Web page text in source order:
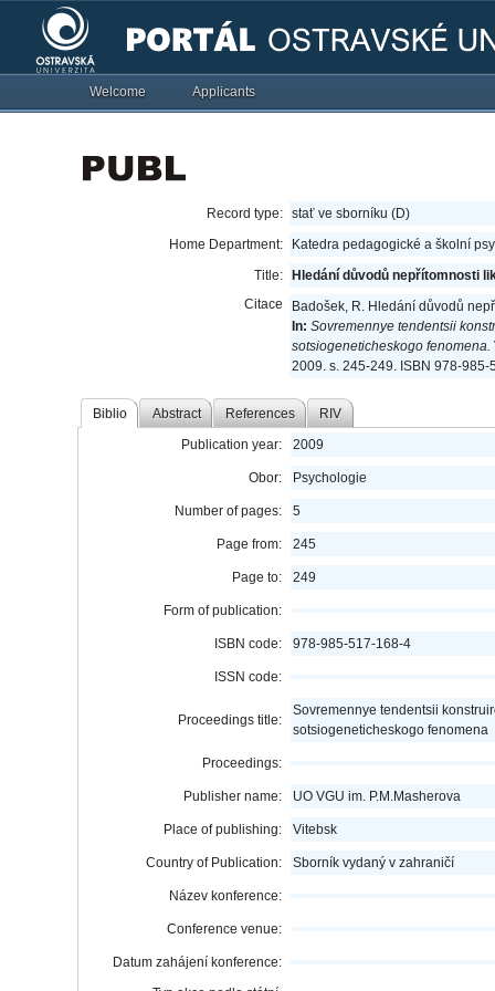
Welcome Applicants
Record type: stať ve sborníku (D)
Home Department:
Katedra pedagogické a školní
Title:
Hledání důvodů nepřítomnosti
Citace
Badošek, R. Hledání důvodů
In: Sovremennye tendentsii
sotsiogeneticheskogo fenomena.
2009. s. 245-249. ISBN 978-985-
Biblio Abstract References RIV
Publication year: 2009
Obor: Psychologie
Number of pages: 5
Page from: 245
Page to: 249
Form of publication:
ISBN code: 978-985-517-168-4
ISSN code:
Proceedings title:
Sovremennye tendentsii
sotsiogeneticheskogo fenomena
Proceedings:
Publisher name: UO VGU im. P.M.Masherova
Place of publishing: Vitebsk
Country of Publication: Sborník vydaný v zahraničí
Název konference:
Conference venue:
Datum zahájení konference: